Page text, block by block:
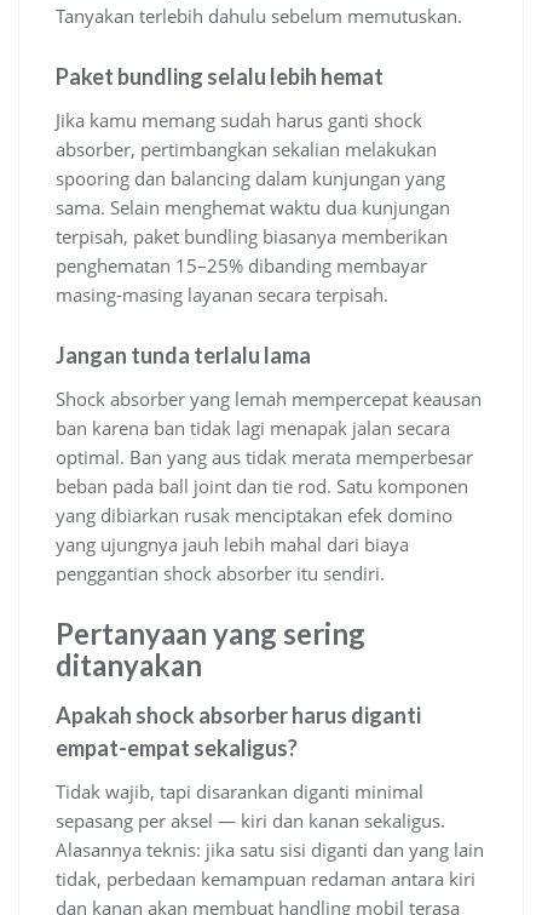
Tanyakan terlebih dahulu sebelum memutuskan.
Paket bundling selalu lebih hemat
Jika kamu memang sudah harus ganti shock
absorber, pertimbangkan sekalian melakukan
spooring dan balancing dalam kunjungan yang
sama. Selain menghemat waktu dua kunjungan
terpisah, paket bundling biasanya memberikan
penghematan 15–25% dibanding membayar
masing-masing layanan secara terpisah.
Jangan tunda terlalu lama
Shock absorber yang lemah mempercepat keausan
ban karena ban tidak lagi menapak jalan secara
optimal. Ban yang aus tidak merata memperbesar
beban pada ball joint dan tie rod. Satu komponen
yang dibiarkan rusak menciptakan efek domino
yang ujungnya jauh lebih mahal dari biaya
penggantian shock absorber itu sendiri.
Pertanyaan yang sering
ditanyakan
Apakah shock absorber harus diganti
empat-empat sekaligus?
Tidak wajib, tapi disarankan diganti minimal
sepasang per aksel — kiri dan kanan sekaligus.
Alasannya teknis: jika satu sisi diganti dan yang lain
tidak, perbedaan kemampuan redaman antara kiri
dan kanan akan membuat handling mobil terasa